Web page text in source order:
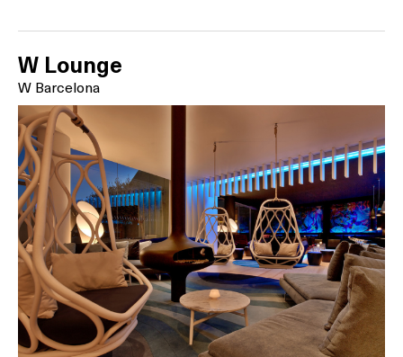
W Lounge
W Barcelona